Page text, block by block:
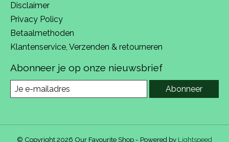
Disclaimer
Privacy Policy
Betaalmethoden
Klantenservice, Verzenden & retourneren
Abonneer je op onze nieuwsbrief
Abonneer
© Copyright 2026 Our Favourite Shop - Powered by Lightspeed